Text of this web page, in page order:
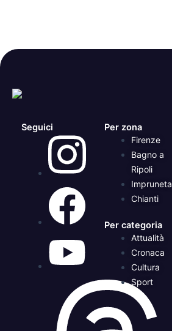
Seguici Per zona
Firenze
Bagno a
Ripoli
Impruneta
Chianti
Per categoria
Attualità
Cronaca
Cultura
Sport